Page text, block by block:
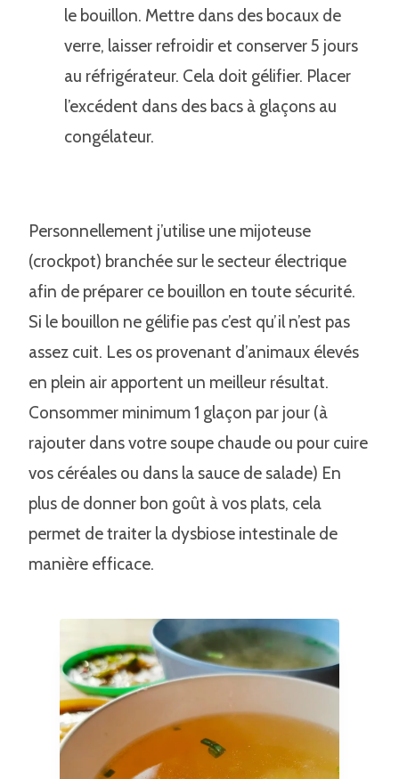
le bouillon. Mettre dans des bocaux de
verre, laisser refroidir et conserver 5 jours
au réfrigérateur. Cela doit gélifier. Placer
l’excédent dans des bacs à glaçons au
congélateur.
Personnellement j’utilise une mijoteuse
(crockpot) branchée sur le secteur électrique
afin de préparer ce bouillon en toute sécurité.
Si le bouillon ne gélifie pas c’est qu’il n’est pas
assez cuit. Les os provenant d’animaux élevés
en plein air apportent un meilleur résultat.
Consommer minimum 1 glaçon par jour (à
rajouter dans votre soupe chaude ou pour cuire
vos céréales ou dans la sauce de salade) En
plus de donner bon goût à vos plats, cela
permet de traiter la dysbiose intestinale de
manière efficace.